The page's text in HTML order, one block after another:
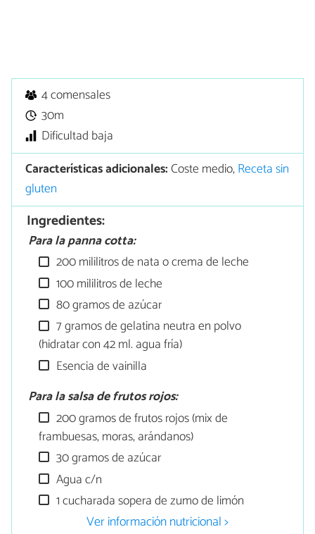
4 comensales
30m
Dificultad baja
Características adicionales:Coste medio,Receta sin
gluten
Ingredientes:
Para la panna cotta:
200 mililitros de nata o crema de leche
100 mililitros de leche
80 gramos de azúcar
7 gramos de gelatina neutra en polvo
(hidratar con 42 ml. agua fría)
Esencia de vainilla
Para la salsa de frutos rojos:
200 gramos de frutos rojos (mix de
frambuesas, moras, arándanos)
30 gramos de azúcar
Agua c/n
1 cucharada sopera de zumo de limón
Ver información nutricional >